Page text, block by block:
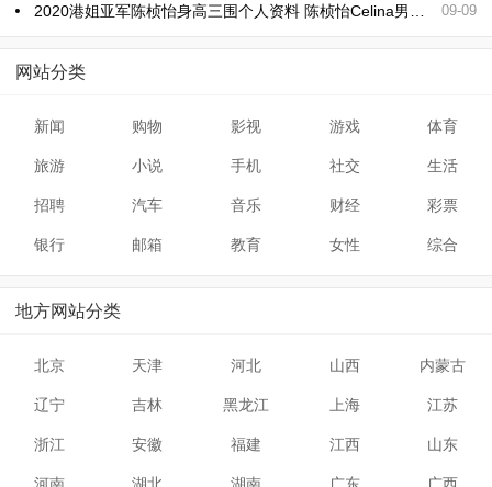
09-09
网站分类
新闻 购物 影视 游戏 体育
旅游 小说 手机 社交 生活
招聘 汽车 音乐 财经 彩票
银行 邮箱 教育 女性 综合
地方网站分类
北京 天津 河北 山西 内蒙古
辽宁 吉林 黑龙江 上海 江苏
浙江 安徽 福建 江西 山东